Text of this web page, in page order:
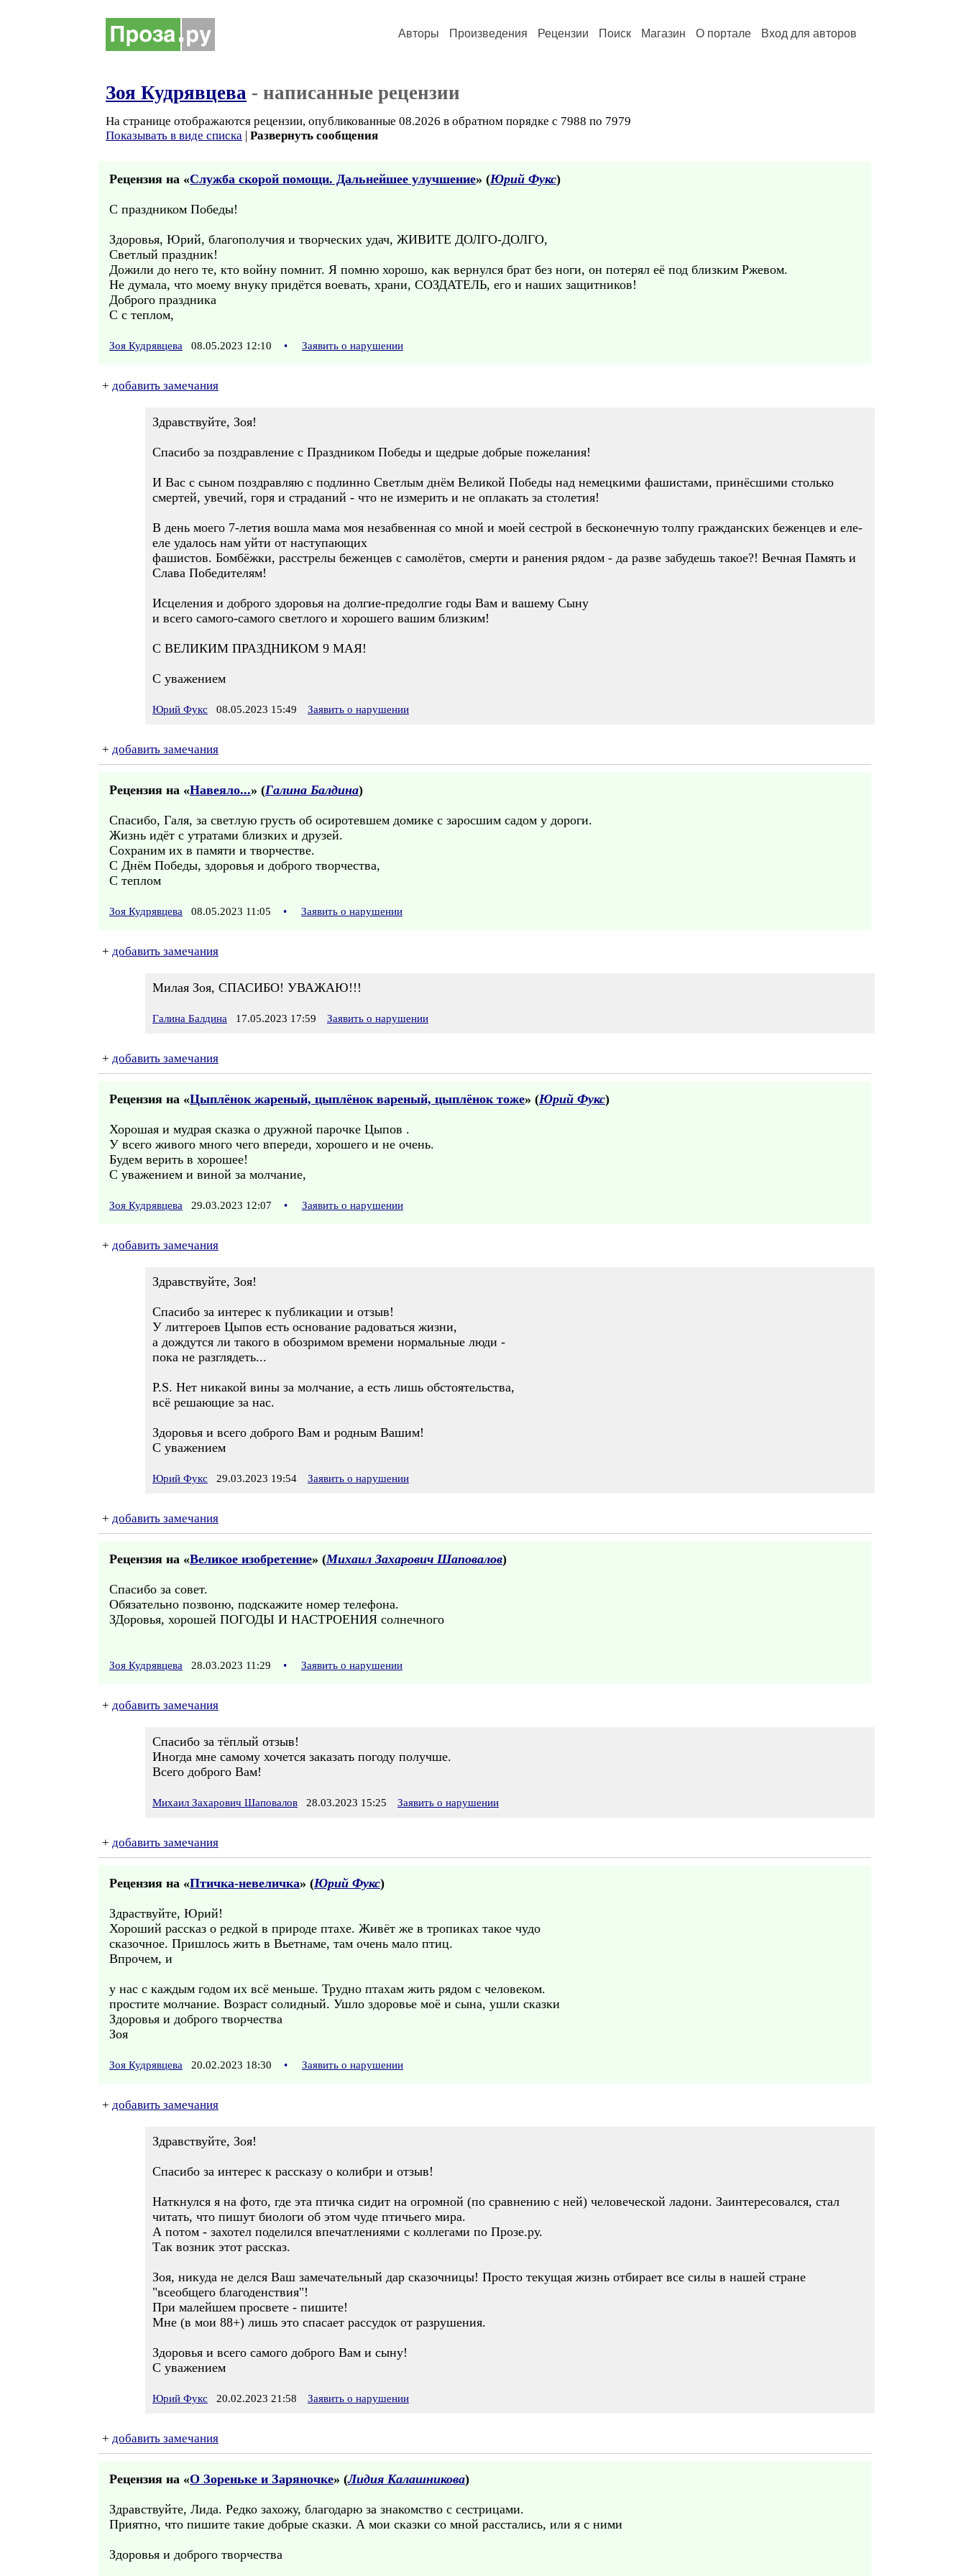
Авторы Произведения Рецензии Поиск Магазин О портале Вход для авторов
Зоя Кудрявцева - написанные рецензии
На странице отображаются рецензии, опубликованные 08.2026 в обратном порядке с 7988 по 7979
Показывать в виде списка | Развернуть сообщения
Рецензия на «Служба скорой помощи. Дальнейшее улучшение» (Юрий Фукс)
С праздником Победы!
Здоровья, Юрий, благополучия и творческих удач, ЖИВИТЕ ДОЛГО-ДОЛГО,
Светлый праздник!
Дожили до него те, кто войну помнит. Я помню хорошо, как вернулся брат без ноги, он потерял её под близким Ржевом.
Не думала, что моему внуку придётся воевать, храни, СОЗДАТЕЛЬ, его и наших защитников!
Доброго праздника
С с теплом,
Зоя Кудрявцева 08.05.2023 12:10 • Заявить о нарушении
+ добавить замечания
Здравствуйте, Зоя!
Спасибо за поздравление с Праздником Победы и щедрые добрые пожелания!
И Вас с сыном поздравляю с подлинно Светлым днём Великой Победы над немецкими фашистами, принёсшими столько
смертей, увечий, горя и страданий - что не измерить и не оплакать за столетия!
В день моего 7-летия вошла мама моя незабвенная со мной и моей сестрой в бесконечную толпу гражданских беженцев и еле-
еле удалось нам уйти от наступающих
фашистов. Бомбёжки, расстрелы беженцев с самолётов, смерти и ранения рядом - да разве забудешь такое?! Вечная Память и
Слава Победителям!
Исцеления и доброго здоровья на долгие-предолгие годы Вам и вашему Сыну
и всего самого-самого светлого и хорошего вашим близким!
С ВЕЛИКИМ ПРАЗДНИКОМ 9 МАЯ!
С уважением
Юрий Фукс 08.05.2023 15:49 Заявить о нарушении
+ добавить замечания
Рецензия на «Навеяло...» (Галина Балдина)
Спасибо, Галя, за светлую грусть об осиротевшем домике с заросшим садом у дороги.
Жизнь идёт с утратами близких и друзей.
Сохраним их в памяти и творчестве.
С Днём Победы, здоровья и доброго творчества,
С теплом
Зоя Кудрявцева 08.05.2023 11:05 • Заявить о нарушении
+ добавить замечания
Милая Зоя, СПАСИБО! УВАЖАЮ!!!
Галина Балдина 17.05.2023 17:59 Заявить о нарушении
+ добавить замечания
Рецензия на «Цыплёнок жареный, цыплёнок вареный, цыплёнок тоже» (Юрий Фукс)
Хорошая и мудрая сказка о дружной парочке Цыпов .
У всего живого много чего впереди, хорошего и не очень.
Будем верить в хорошее!
C уважением и виной за молчание,
Зоя Кудрявцева 29.03.2023 12:07 • Заявить о нарушении
+ добавить замечания
Здравствуйте, Зоя!
Спасибо за интерес к публикации и отзыв!
У литгероев Цыпов есть основание радоваться жизни,
а дождутся ли такого в обозримом времени нормальные люди -
пока не разглядеть...
P.S. Нет никакой вины за молчание, а есть лишь обстоятельства,
всё решающие за нас.
Здоровья и всего доброго Вам и родным Вашим!
С уважением
Юрий Фукс 29.03.2023 19:54 Заявить о нарушении
+ добавить замечания
Рецензия на «Великое изобретение» (Михаил Захарович Шаповалов)
Спасибо за совет.
Обязательно позвоню, подскажите номер телефона.
ЗДоровья, хорошей ПОГОДЫ И НАСТРОЕНИЯ солнечного
Зоя Кудрявцева 28.03.2023 11:29 • Заявить о нарушении
+ добавить замечания
Спасибо за тёплый отзыв!
Иногда мне самому хочется заказать погоду получше.
Всего доброго Вам!
Михаил Захарович Шаповалов 28.03.2023 15:25 Заявить о нарушении
+ добавить замечания
Рецензия на «Птичка-невеличка» (Юрий Фукс)
Здраствуйте, Юрий!
Хороший рассказ о редкой в природе птахе. Живёт же в тропиках такое чудо
сказочное. Пришлось жить в Вьетнаме, там очень мало птиц.
Впрочем, и
у нас с каждым годом их всё меньше. Трудно птахам жить рядом с человеком.
простите молчание. Возраст солидный. Ушло здоровье моё и сына, ушли сказки
Здоровья и доброго творчества
Зоя
Зоя Кудрявцева 20.02.2023 18:30 • Заявить о нарушении
+ добавить замечания
Здравствуйте, Зоя!
Спасибо за интерес к рассказу о колибри и отзыв!
Наткнулся я на фото, где эта птичка сидит на огромной (по сравнению с ней) человеческой ладони. Заинтересовался, стал
читать, что пишут биологи об этом чуде птичьего мира.
А потом - захотел поделился впечатлениями с коллегами по Прозе.ру.
Так возник этот рассказ.
Зоя, никуда не делся Ваш замечательный дар сказочницы! Просто текущая жизнь отбирает все силы в нашей стране
"всеобщего благоденствия"!
При малейшем просвете - пишите!
Мне (в мои 88+) лишь это спасает рассудок от разрушения.
Здоровья и всего самого доброго Вам и сыну!
С уважением
Юрий Фукс 20.02.2023 21:58 Заявить о нарушении
+ добавить замечания
Рецензия на «О Зореньке и Заряночке» (Лидия Калашникова)
Здравствуйте, Лида. Редко захожу, благодарю за знакомство с сестрицами.
Приятно, что пишите такие добрые сказки. А мои сказки со мной расстались, или я с ними
Здоровья и доброго творчества